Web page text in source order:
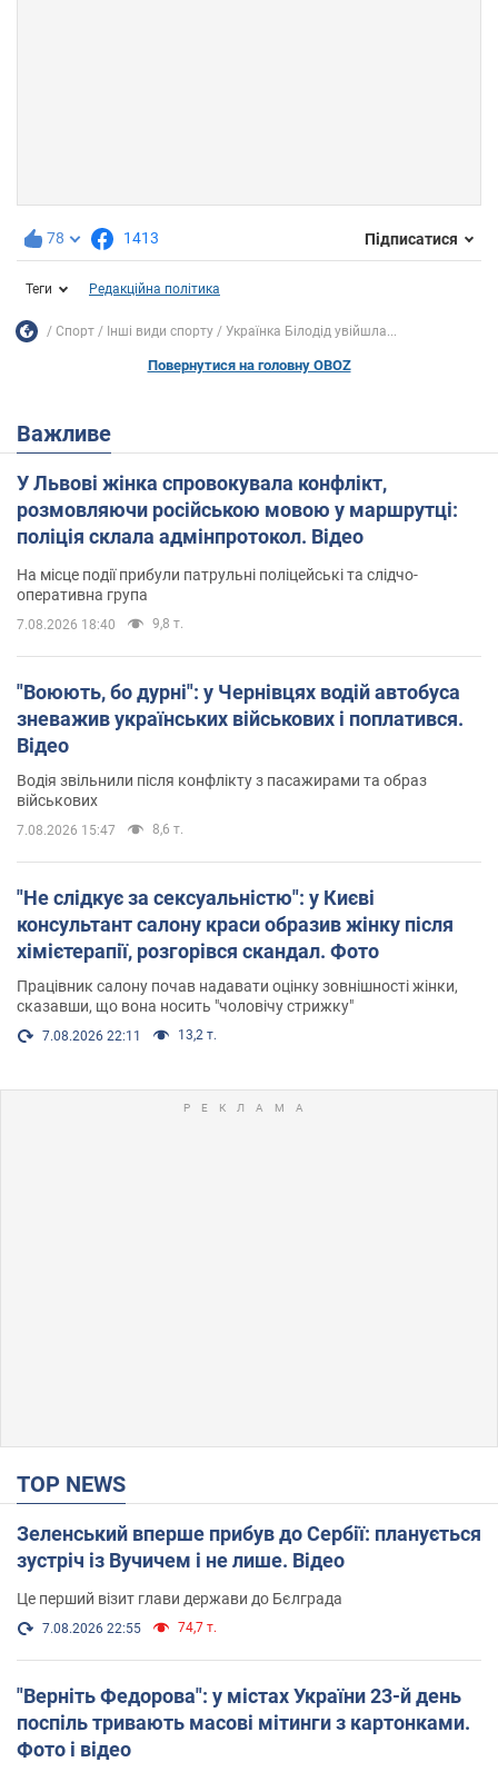
78 1413 Підписатися
Теги Редакційна політика
Спорт Інші види спорту Українка Білодід увійшла...
Повернутися на головну OBOZ
Важливе
У Львові жінка спровокувала конфлікт,
розмовляючи російською мовою у маршрутці:
поліція склала адмінпротокол. Відео
На місце події прибули патрульні поліцейські та слідчо-
оперативна група
7.08.2026 18:40 9,8 т.
"Воюють, бо дурні": у Чернівцях водій автобуса
зневажив українських військових і поплатився.
Відео
Водія звільнили після конфлікту з пасажирами та образ
військових
7.08.2026 15:47 8,6 т.
"Не слідкує за сексуальністю": у Києві
консультант салону краси образив жінку після
хімієтерапії, розгорівся скандал. Фото
Працівник салону почав надавати оцінку зовнішності жінки,
сказавши, що вона носить "чоловічу стрижку"
7.08.2026 22:11 13,2 т.
TOP NEWS
Зеленський вперше прибув до Сербії: планується
зустріч із Вучичем і не лише. Відео
Це перший візит глави держави до Бєлграда
7.08.2026 22:55 74,7 т.
"Верніть Федорова": у містах України 23-й день
поспіль тривають масові мітинги з картонками.
Фото і відео